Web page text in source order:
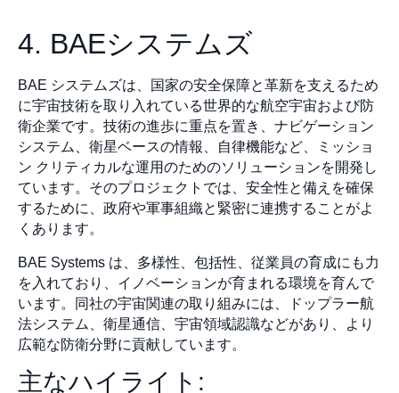
4. BAEシステムズ
BAE システムズは、国家の安全保障と革新を支えるため
に宇宙技術を取り入れている世界的な航空宇宙および防
衛企業です。技術の進歩に重点を置き、ナビゲーション
システム、衛星ベースの情報、自律機能など、ミッショ
ン クリティカルな運用のためのソリューションを開発し
ています。そのプロジェクトでは、安全性と備えを確保
するために、政府や軍事組織と緊密に連携することがよ
くあります。
BAE Systems は、多様性、包括性、従業員の育成にも力
を入れており、イノベーションが育まれる環境を育んで
います。同社の宇宙関連の取り組みには、ドップラー航
法システム、衛星通信、宇宙領域認識などがあり、より
広範な防衛分野に貢献しています。
主なハイライト: